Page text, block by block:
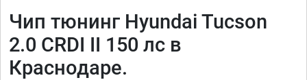
Чип тюнинг Hyundai Tucson
2.0 CRDI II 150 лс в
Краснодаре.